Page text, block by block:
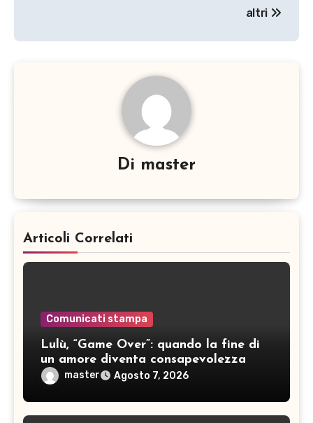
altri
Di master
Articoli Correlati
Comunicati stampa
Lulù, “Game Over”: quando la fine di
un amore diventa consapevolezza
master Agosto 7, 2026